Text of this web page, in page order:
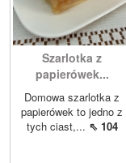
Szarlotka z
papierówek...
Domowa szarlotka z
papierówek to jedno z
tych ciast,... ⇖ 104